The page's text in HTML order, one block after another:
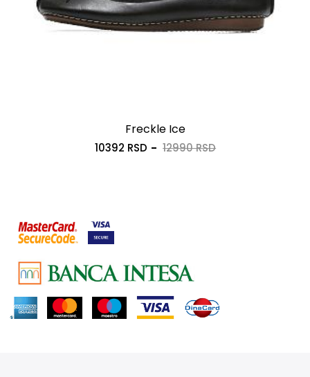
Freckle Ice
10392 RSD 12990 RSD